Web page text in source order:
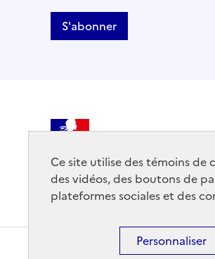
Ce site utilise des témoins de
des vidéos, des boutons de
plateformes sociales et des
Personnaliser
S'abonner
DE LA CULTURE